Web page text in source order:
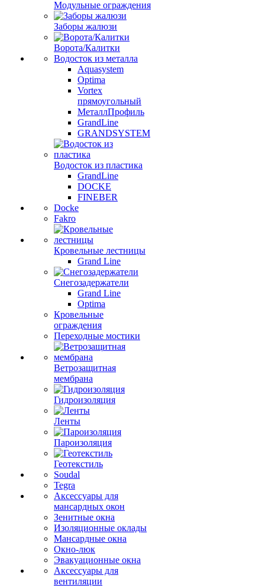
Модульные ограждения
Заборы жалюзи
Ворота/Калитки
Водосток из металла
Aquasystem
Optima
Vortex
прямоугольный
МеталлПрофиль
GrandLine
GRANDSYSTEM
Водосток из пластика
GrandLine
DOCKE
FINEBER
Docke
Fakro
Кровельные лестницы
Grand Line
Снегозадержатели
Grand Line
Optima
Кровельные
ограждения
Переходные мостики
Ветрозащитная
мембрана
Гидроизоляция
Ленты
Пароизоляция
Геотекстиль
Soudal
Tegra
Аксессуары для
мансардных окон
Зенитные окна
Изоляционные оклады
Мансардные окна
Окно-люк
Эвакуационные окна
Аксессуары для
вентиляции